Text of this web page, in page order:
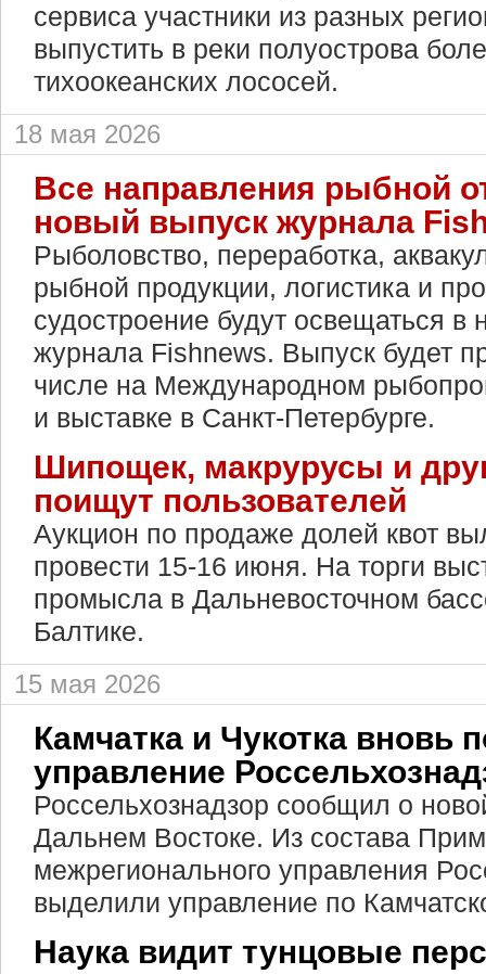
сервиса участники из разных
выпустить в реки полуострова
тихоокеанских лососей.
18 мая 2026
Все направления рыбной
новый выпуск журнала
Рыболовство, переработка,
рыбной продукции, логистика и
судостроение будут освещаться в
журнала Fishnews. Выпуск будет
числе на Международном
и выставке в Санкт-Петербурге.
Шипощек, макрурусы и
поищут пользователей
Аукцион по продаже долей квот
провести 15-16 июня. На торги
промысла в Дальневосточном
Балтике.
15 мая 2026
Камчатка и Чукотка вновь
управление
Россельхознадзор сообщил о
Дальнем Востоке. Из состава
межрегионального управления
выделили управление по
Наука видит тунцовые